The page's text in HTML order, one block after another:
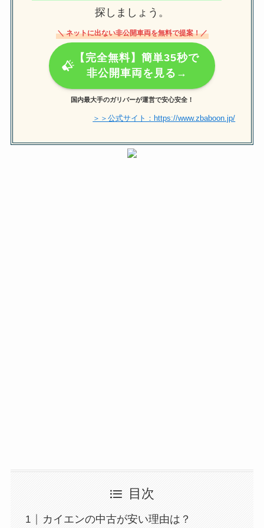
探しましょう。
＼ ネットに出ない非公開車両を無料で提案！／
【完全無料】簡単35秒で
非公開車両を見る→
国内最大手のガリバーが運営で安心安全！
＞＞公式サイト：https://www.zbaboon.jp/
目次
カイエンの中古が安い理由は？